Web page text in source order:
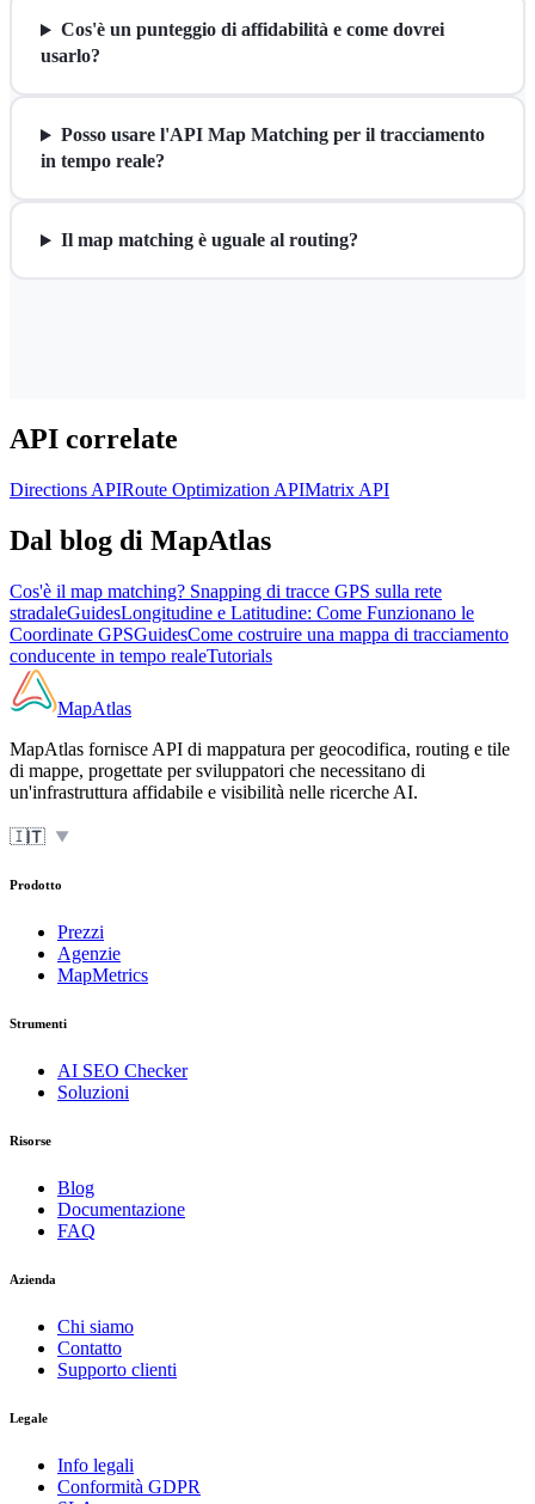
Cos'è un punteggio di affidabilità e come dovrei
usarlo?
Posso usare l'API Map Matching per il tracciamento
in tempo reale?
Il map matching è uguale al routing?
API correlate
Directions APIRoute Optimization APIMatrix API
Dal blog di MapAtlas
Cos'è il map matching? Snapping di tracce GPS sulla rete
stradaleGuidesLongitudine e Latitudine: Come Funzionano le
Coordinate GPSGuidesCome costruire una mappa di tracciamento
conducente in tempo realeTutorials
MapAtlas
MapAtlas fornisce API di mappatura per geocodifica, routing e tile
di mappe, progettate per sviluppatori che necessitano di
un'infrastruttura affidabile e visibilità nelle ricerche AI.
🇮🇹
IT ▼
Prodotto
Prezzi
Agenzie
MapMetrics
Strumenti
AI SEO Checker
Soluzioni
Risorse
Blog
Documentazione
FAQ
Azienda
Chi siamo
Contatto
Supporto clienti
Legale
Info legali
Conformità GDPR